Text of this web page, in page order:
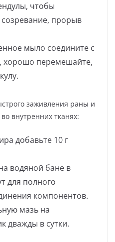
чтобы
прорыв
мыло соедините с
хорошо перемешайте,
заживления раны и
внутренних тканях:
добавьте 10 г
водяной бане в
для полного
компонентов.
мазь на
дважды в сутки.